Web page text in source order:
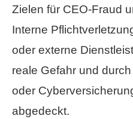
Zielen für CEO-Fraud
Interne
oder externe
reale Gefahr und
oder
abgedeckt.